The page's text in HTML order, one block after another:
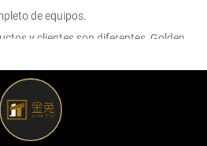
de equipos.
y clientes son diferentes, Golden
de los clientes,
y meticulosidad.
clientes, le daremos una cotización